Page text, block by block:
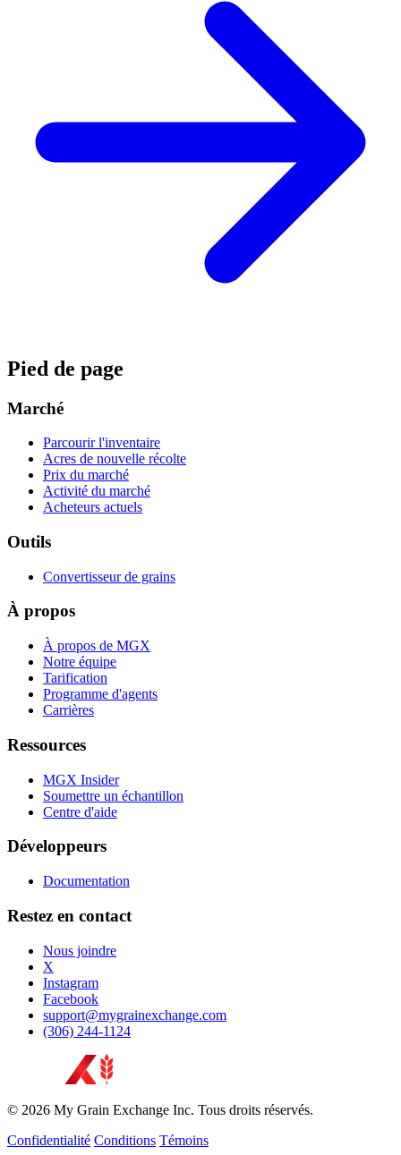
Pied de page
Marché
Parcourir l'inventaire
Acres de nouvelle récolte
Prix du marché
Activité du marché
Acheteurs actuels
Outils
Convertisseur de grains
À propos
À propos de MGX
Notre équipe
Tarification
Programme d'agents
Carrières
Ressources
MGX Insider
Soumettre un échantillon
Centre d'aide
Développeurs
Documentation
Restez en contact
Nous joindre
X
Instagram
Facebook
support@mygrainexchange.com
(306) 244-1124
© 2026 My Grain Exchange Inc. Tous droits réservés.
Confidentialité Conditions Témoins